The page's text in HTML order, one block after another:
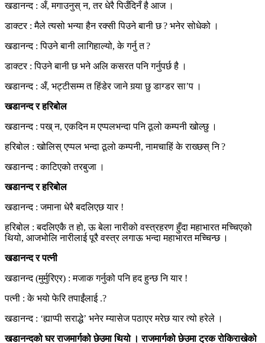
खडानन्द : अँ, मगाउनुस् न, तर धेरै पिउँदिनँ है आज ।
डाक्टर : मैले त्यसो भन्या हैन रक्सी पिउने बानी छ ? भनेर सोधेको ।
खडानन्द : पिउने बानी लागिहाल्यो, के गर्नु त ?
डाक्टर : पिउने बानी छ भने अलि कसरत पनि गर्नुपर्छ है ।
खडानन्द : अँ, भट्टीसम्म त हिंडेर जाने गर्‍या छु डाग्डर सा’प ।
खडानन्द र हरिबोल
खडानन्द : पख् न, एकदिन म एप्पलभन्दा पनि ठूलो कम्पनी खोल्छु ।
हरिबोल : खोलिस् एप्पल भन्दा ठूलो कम्पनी, नामचाहिं के राख्छस् नि ?
खडानन्द : काटिएको तरबुजा ।
खडानन्द र हरिबोल
खडानन्द : जमाना धेरै बदलिएछ यार !
हरिबोल : बदलिएकै त हो, ऊ बेला नारीको वस्त्रहरण हुँदा महाभारत मच्चिएको
थियो, आजभोलि नारीलाई पूरै वस्त्र लगाऊ भन्दा महाभारत मच्चिन्छ ।
खडानन्द र पत्नी
खडानन्द (मुर्मुरिएर) : मजाक गर्नुको पनि हद हुन्छ नि यार !
पत्नी : के भयो फेरि तपाईंलाई .?
खडानन्द : ‘ह्याप्पी सराद्धे’ भनेर म्यासेज पठाएर मरेछ यार त्यो हरेले ।
खडानन्दको घर राजमार्गको छेउमा थियो । राजमार्गको छेउमा ट्रक रोकिराखेको